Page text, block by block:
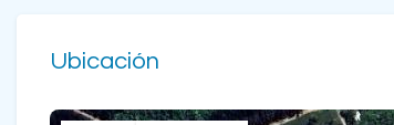
Ubicación